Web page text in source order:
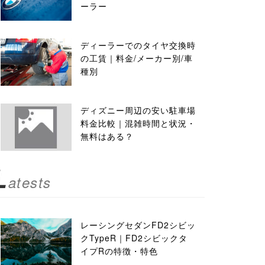
ーラー
ディーラーでのタイヤ交換時
の工賃｜料金/メーカー別/車
種別
ディズニー周辺の安い駐車場
料金比較｜混雑時間と状況・
無料はある？
atests
レーシングセダンFD2シビッ
クTypeR｜FD2シビックタ
イプRの特徴・特色